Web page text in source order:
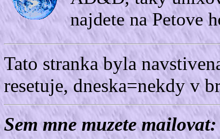
najdete na Petove
Tato stranka byla
resetuje, dneska=nekdy v
Sem mne muzete mailovat: